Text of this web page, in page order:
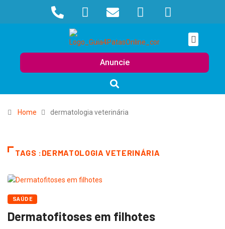
Anuncie
Home dermatologia veterinária
TAGS :DERMATOLOGIA VETERINÁRIA
SAÚDE
Dermatofitoses em filhotes